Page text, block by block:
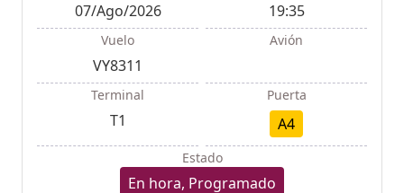
07/Ago/2026 19:35
Vuelo
VY8311
Avión
Terminal
T1
Puerta
A4
Estado
En hora, Programado